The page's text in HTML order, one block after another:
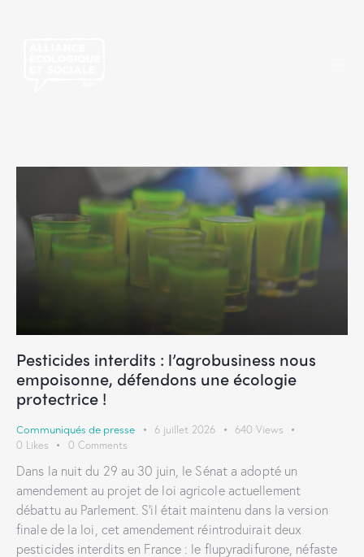
Pesticides interdits : l’agrobusiness nous
empoisonne, défendons une écologie
protectrice !
Communiqués de presse 6 juillet 2026 640 Views
0 Likes 0 Comments
Dans la nuit du 29 au 30 juin, le Sénat a adopté un
amendement au projet de loi agricole actuellement
débattu au Parlement. S’il était maintenu dans la version
finale de la loi, cet amendement réintroduirait deux
pesticides interdits en France : le flupyradifurone, néfaste